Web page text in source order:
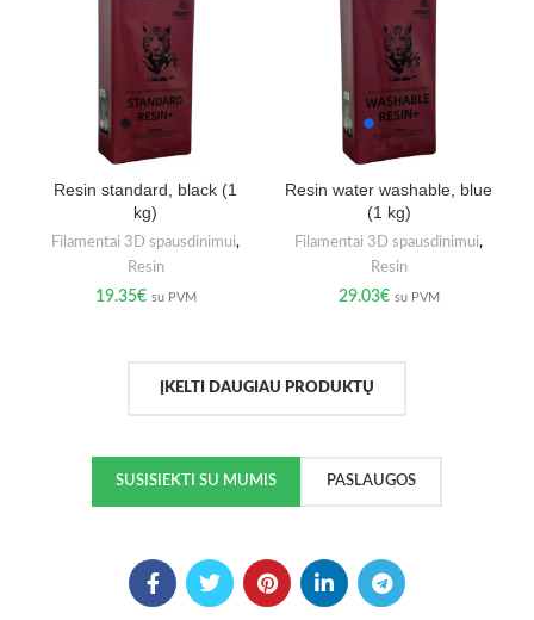
Resin standard, black (1
kg)
Filamentai 3D spausdinimui,
Resin
19.35€ su PVM
Resin water washable, blue
(1 kg)
Filamentai 3D spausdinimui,
Resin
29.03€ su PVM
ĮKELTI DAUGIAU PRODUKTŲ
SUSISIEKTI SU MUMIS PASLAUGOS